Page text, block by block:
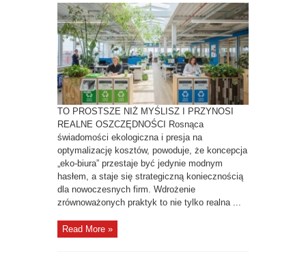
JAK
WPROWADZIĆ
ZRÓWNOWAŻONE
PRAKTYKI
W
CODZIENNYM
FUNKCJONOWANIU
FIRMY?
TO PROSTSZE NIŻ MYŚLISZ I PRZYNOSI
REALNE OSZCZĘDNOŚCI Rosnąca
świadomości ekologiczna i presja na
optymalizację kosztów, powoduje, że koncepcja
„eko-biura” przestaje być jedynie modnym
hasłem, a staje się strategiczną koniecznością
dla nowoczesnych firm. Wdrożenie
zrównoważonych praktyk to nie tylko realna ...
Read More »